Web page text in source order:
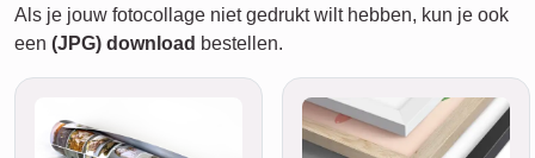
Als je jouw fotocollage niet gedrukt wilt hebben, kun je ook
een (JPG) download bestellen.